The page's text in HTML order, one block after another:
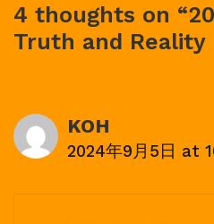
4 thoughts on “
Truth and Reality
KOH
2024年9月5日 at